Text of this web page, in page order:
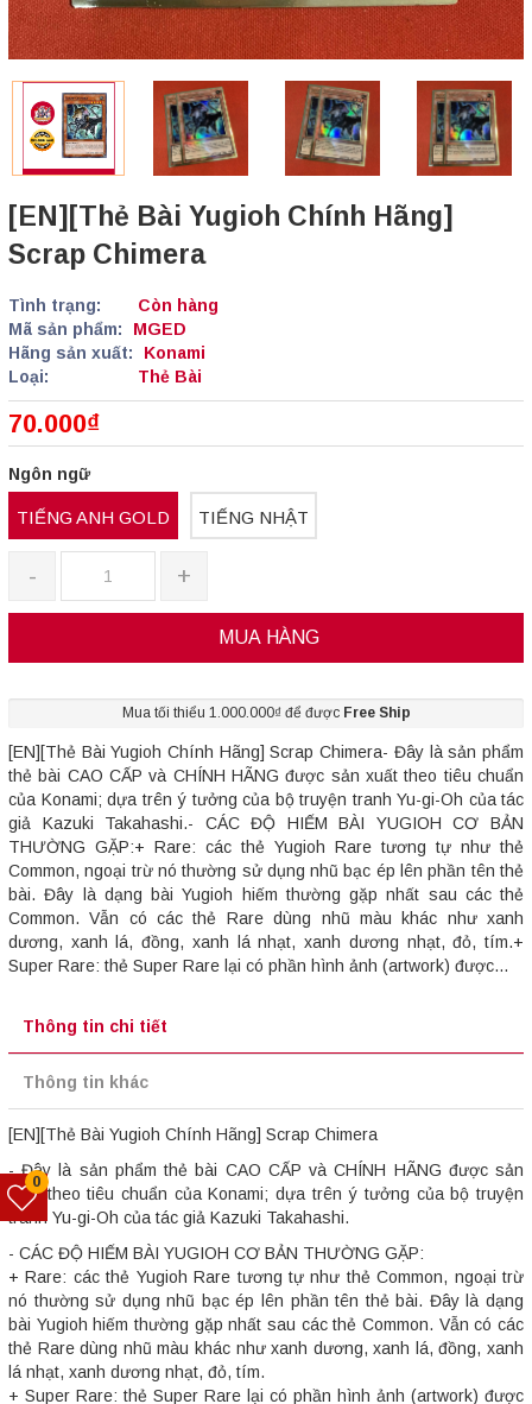
[EN][Thẻ Bài Yugioh Chính Hãng]
Scrap Chimera
Tình trạng:
Còn hàng
Mã sản phẩm:
MGED
Hãng sản xuất:
Konami
Loại:
Thẻ Bài
70.000₫
Ngôn ngữ
TIẾNG ANH GOLD TIẾNG NHẬT
- +
MUA HÀNG
Mua tối thiểu 1.000.000₫ để được Free Ship
[EN][Thẻ Bài Yugioh Chính Hãng] Scrap Chimera- Đây là sản phẩm
thẻ bài CAO CẤP và CHÍNH HÃNG được sản xuất theo tiêu chuẩn
của Konami; dựa trên ý tưởng của bộ truyện tranh Yu-gi-Oh của tác
giả Kazuki Takahashi.- CÁC ĐỘ HIẾM BÀI YUGIOH CƠ BẢN
THƯỜNG GẶP:+ Rare: các thẻ Yugioh Rare tương tự như thẻ
Common, ngoại trừ nó thường sử dụng nhũ bạc ép lên phần tên thẻ
bài. Đây là dạng bài Yugioh hiếm thường gặp nhất sau các thẻ
Common. Vẫn có các thẻ Rare dùng nhũ màu khác như xanh
dương, xanh lá, đồng, xanh lá nhạt, xanh dương nhạt, đỏ, tím.+
Super Rare: thẻ Super Rare lại có phần hình ảnh (artwork) được...
Thông tin chi tiết
Thông tin khác
[EN][Thẻ Bài Yugioh Chính Hãng] Scrap Chimera
- Đây là sản phẩm thẻ bài CAO CẤP và CHÍNH HÃNG được sản
xuất theo tiêu chuẩn của Konami; dựa trên ý tưởng của bộ truyện
tranh Yu-gi-Oh của tác giả Kazuki Takahashi.
- CÁC ĐỘ HIẾM BÀI YUGIOH CƠ BẢN THƯỜNG GẶP:
+ Rare: các thẻ Yugioh Rare tương tự như thẻ Common, ngoại trừ
nó thường sử dụng nhũ bạc ép lên phần tên thẻ bài. Đây là dạng
bài Yugioh hiếm thường gặp nhất sau các thẻ Common. Vẫn có các
thẻ Rare dùng nhũ màu khác như xanh dương, xanh lá, đồng, xanh
lá nhạt, xanh dương nhạt, đỏ, tím.
+ Super Rare: thẻ Super Rare lại có phần hình ảnh (artwork) được
0